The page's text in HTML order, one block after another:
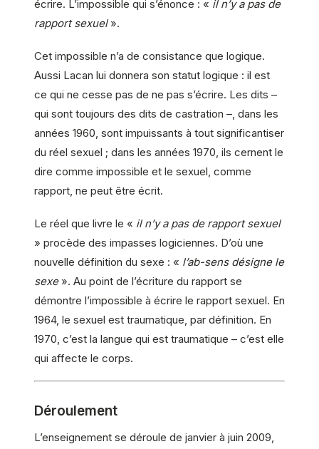
écrire. L’impossible qui s’énonce : « il n’y a pas de
rapport sexuel».
Cet impossible n’a de consistance que logique.
Aussi Lacan lui donnera son statut logique : il est
ce qui ne cesse pas de ne pas s’écrire. Les dits –
qui sont toujours des dits de castration –, dans les
années 1960, sont impuissants à tout significantiser
du réel sexuel ; dans les années 1970, ils cernent le
dire comme impossible et le sexuel, comme
rapport, ne peut être écrit.
Le réel que livre le « il n’y a pas de rapport sexuel
» procède des impasses logiciennes. D’où une
nouvelle définition du sexe : « l’ab-sens désigne le
sexe». Au point de l’écriture du rapport se
démontre l’impossible à écrire le rapport sexuel. En
1964, le sexuel est traumatique, par définition. En
1970, c’est la langue qui est traumatique – c’est elle
qui affecte le corps.
Déroulement
L’enseignement se déroule de janvier à juin 2009,